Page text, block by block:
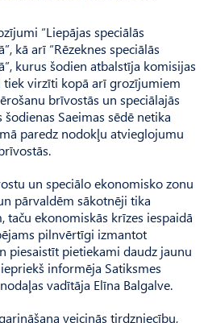
“Liepājas speciālās
kā arī “Rēzeknes speciālās
kurus šodien atbalstīja komisijas
virzīti kopā arī grozījumiem
brīvostās un speciālajās
Saeimas sēdē netika
paredz nodokļu atvieglojumu
un speciālo ekonomisko zonu
pārvaldēm sākotnēji tika
taču ekonomiskās krīzes iespaidā
pilnvērtīgi izmantot
piesaistīt pietiekami daudz jaunu
informēja Satiksmes
vadītāja Elīna Balgalve.
veicinās tirdzniecību,